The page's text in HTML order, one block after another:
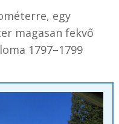
egy
magasan fekvő
1797–1799